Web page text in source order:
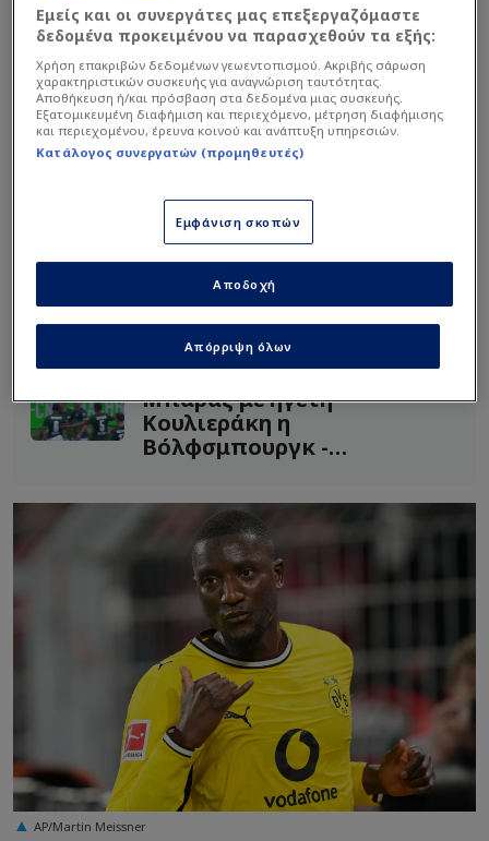
Ο 30χρονος διεθνής επιθετικός από τη Γουινέα
έχει συμβόλαιο με τη Μπορούσια μέχρι το
καλοκαίρι του 2028, αλλά θέλει να κάνει το
επόμενο βήμα στην καριέρα του το προσεχές
Διαβάστε επίσης...
Και επίσημα δεύτερη η
Ντόρτμουντ - Ανατροπή με
Άιντραχτ (Highlights)
Μπαράζ με ηγέτη
Κουλιεράκη η
Βόλφσμπουργκ -
AP/Martin Meissner
Εμείς και οι συνεργάτες μας επεξεργαζόμαστε
δεδομένα προκειμένου να παρασχεθούν τα εξής:
Χρήση επακριβών δεδομένων γεωεντοπισμού. Ακριβής σάρωση
χαρακτηριστικών συσκευής για αναγνώριση ταυτότητας.
Αποθήκευση ή/και πρόσβαση στα δεδομένα μιας συσκευής.
Εξατομικευμένη διαφήμιση και περιεχόμενο, μέτρηση διαφήμισης
και περιεχομένου, έρευνα κοινού και ανάπτυξη υπηρεσιών.
Κατάλογος συνεργατών (προμηθευτές)
Εμφάνιση σκοπών
Απόρριψη όλων
Αποδοχή